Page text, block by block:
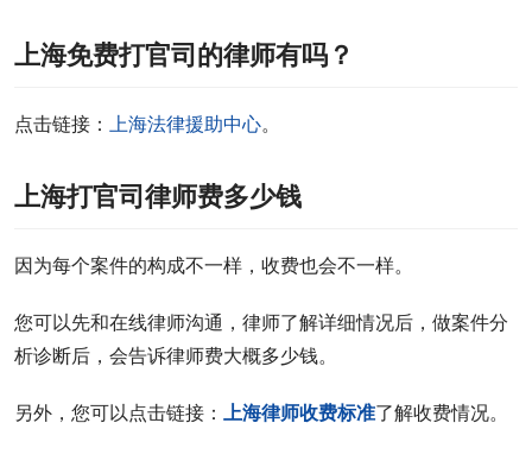
上海免费打官司的律师有吗？
点击链接： 上海法律援助中心。
上海打官司律师费多少钱
因为每个案件的构成不一样，收费也会不一样。
您可以先和在线律师沟通，律师了解详细情况后，做案件分
析诊断后，会告诉律师费大概多少钱。
另外，您可以点击链接： 上海律师收费标准了解收费情况。